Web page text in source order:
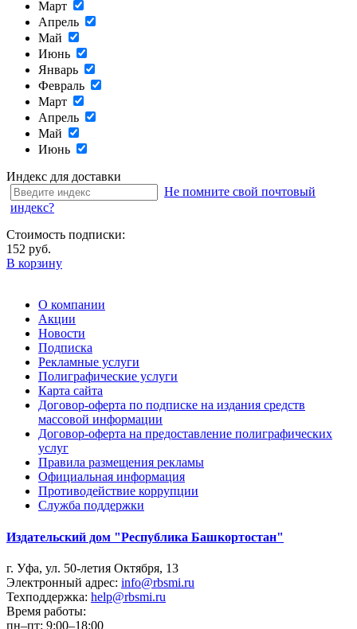
Март
Апрель
Май
Июнь
Январь
Февраль
Март
Апрель
Май
Июнь
Индекс для доставки
Не помните свой почтовый
индекс?
Стоимость подписки:
152 руб.
В корзину
О компании
Акции
Новости
Подписка
Рекламные услуги
Полиграфические услуги
Карта сайта
Договор-оферта по подписке на издания средств
массовой информации
Договор-оферта на предоставление полиграфических
услуг
Правила размещения рекламы
Официальная информация
Противодействие коррупции
Cлужба поддержки
Издательский дом "Республика Башкортостан"
г. Уфа, ул. 50-летия Октября, 13
Электронный адрес: info@rbsmi.ru
Техподдержка: help@rbsmi.ru
Время работы:
пн–пт: 9:00–18:00